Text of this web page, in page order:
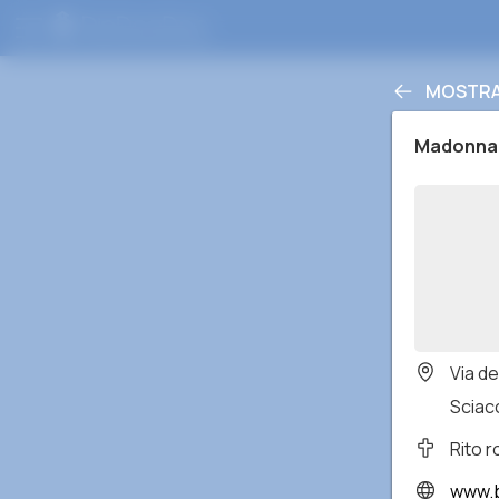
Via
Rito